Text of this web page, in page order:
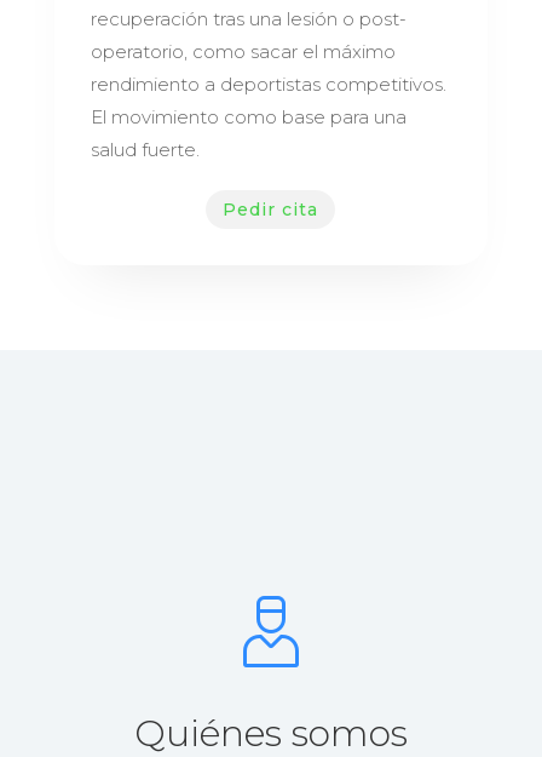
recuperación tras una lesión o post-
operatorio, como sacar el máximo
rendimiento a deportistas competitivos.
El movimiento como base para una
salud fuerte.
Pedir cita
Quiénes somos